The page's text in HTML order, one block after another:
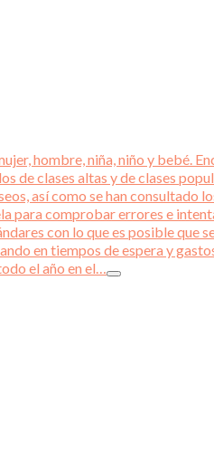
hombre, niña, niño y bebé.
de clases altas y de clases
así como se han
comprobar errores e
con lo que es posible que
en tiempos de espera y
el año en el…